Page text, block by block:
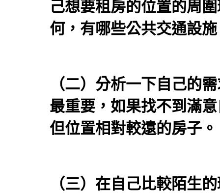
己想要租房的位置的周
何，有哪些公共交通設
（二）分析一下自己的
最重要，如果找不到滿
但位置相對較遠的房子。
（三）在自己比較陌生